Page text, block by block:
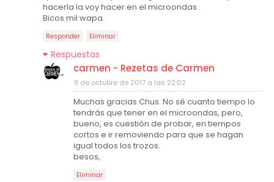
hacerla la voy hacer en el microondas .
Bicos mil wapa.
Responder Eliminar
Respuestas
carmen - Rezetas de Carmen
9 de octubre de 2017 a las 22:02
Muchas gracias Chus. No sé cuanto tiempo lo
tendrás que tener en el microondas, pero,
bueno, es cuestión de probar, en tiempos
cortos e ir removiendo para que se hagan
igual todos los trozos.
besos,
Eliminar